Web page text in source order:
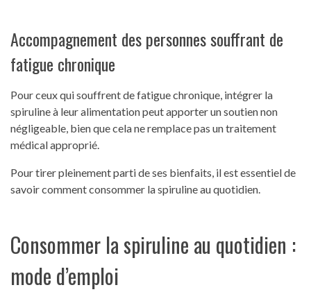
Accompagnement des personnes souffrant de
fatigue chronique
Pour ceux qui souffrent de fatigue chronique, intégrer la
spiruline à leur alimentation peut apporter un soutien non
négligeable, bien que cela ne remplace pas un traitement
médical approprié.
Pour tirer pleinement parti de ses bienfaits, il est essentiel de
savoir comment consommer la spiruline au quotidien.
Consommer la spiruline au quotidien :
mode d’emploi